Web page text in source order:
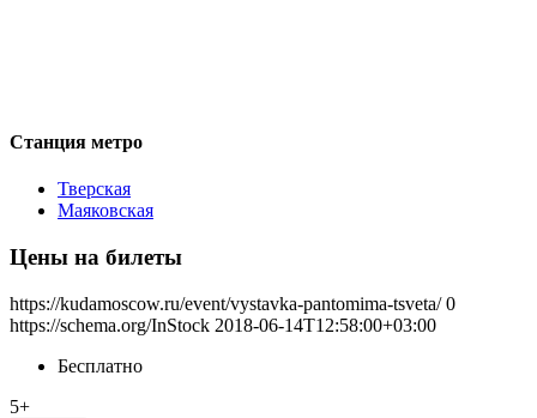
Станция метро
Тверская
Маяковская
Цены на билеты
https://kudamoscow.ru/event/vystavka-pantomima-tsveta/ 0
https://schema.org/InStock 2018-06-14T12:58:00+03:00
Бесплатно
5+